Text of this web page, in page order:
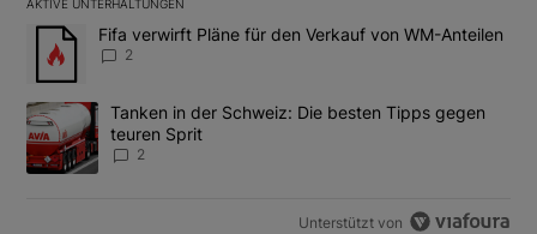
AKTIVE UNTERHALTUNGEN
Das Folgende ist eine Liste der am meisten kommentierten
Ein Trendartikel mit dem Titel "Fifa verwirft Pläne für den
Fifa verwirft Pläne für den Verkauf von WM-Anteilen
2
Ein Trendartikel mit dem Titel "Tanken in der Schweiz: Die
Tanken in der Schweiz: Die besten Tipps gegen
teuren Sprit
2
Unterstützt von